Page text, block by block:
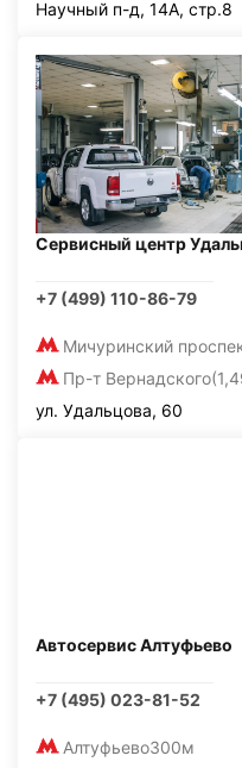
Научный п-д, 14А, стр.8
Сервисный центр
+7 (499) 110-86-79
Мичуринский
Пр-т Вернадского
ул. Удальцова, 60
Автосервис Алтуфьево
+7 (495) 023-81-52
Алтуфьево300м